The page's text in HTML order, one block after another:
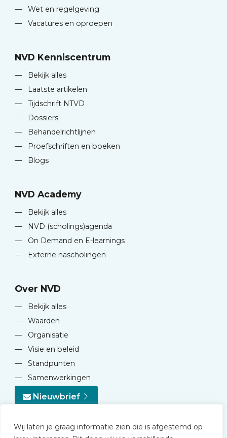
Wij laten je graag informatie zien die is afgestemd op
—
Wet en regelgeving
—
Vacatures en oproepen
NVD Kenniscentrum
—
Bekijk alles
—
Laatste artikelen
—
Tijdschrift NTVD
—
Dossiers
—
Behandelrichtlijnen
—
Proefschriften en boeken
—
Blogs
NVD Academy
—
Bekijk alles
—
NVD (scholings)agenda
—
On Demand en E-learnings
—
Externe nascholingen
Over NVD
—
Bekijk alles
—
Waarden
—
Organisatie
—
Visie en beleid
—
Standpunten
—
Samenwerkingen
Nieuwbrief